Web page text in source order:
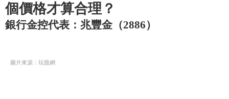
個價格才算合理？
銀行金控代表：兆豐金（2886）
圖片來源：玩股網